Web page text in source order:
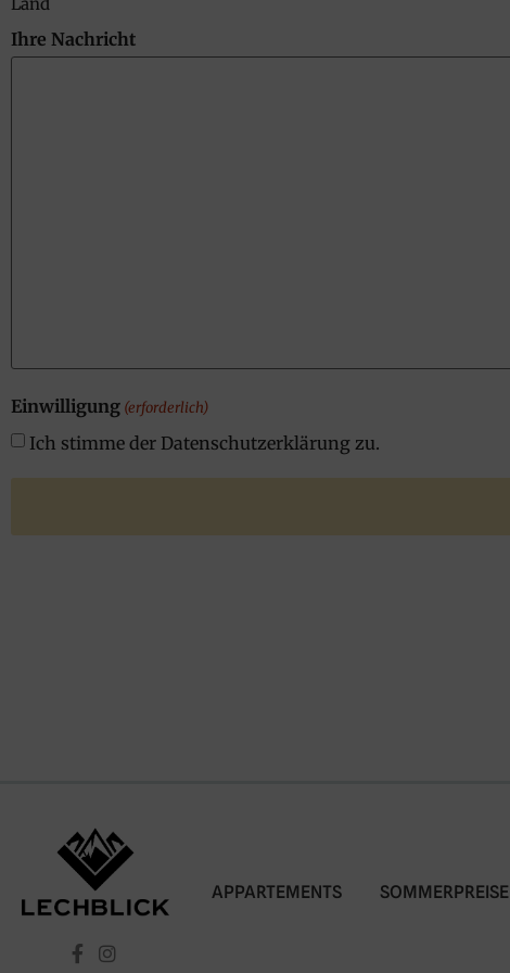
Ihre Nachricht
Einwilligung (erforderlich)
Ich stimme der Datenschutzerklärung zu.
APPARTEMENTS SOMMERPREISE